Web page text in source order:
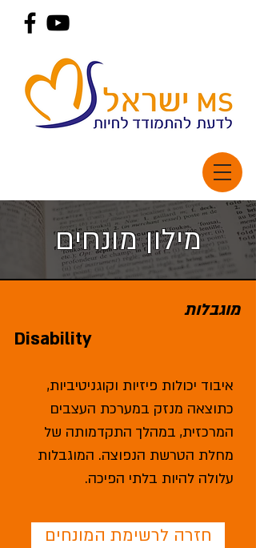
מילון מונחים
מוגבלות
Disability
איבוד יכולות פיזיות וקוגניטיביות,
כתוצאה מנזק במערכת העצבים
המרכזית, במהלך התקדמותה של
מחלת הטרשת הנפוצה. המוגבלות
עלולה להיות בלתי הפיכה‎.
חזרה לרשימת המונחים